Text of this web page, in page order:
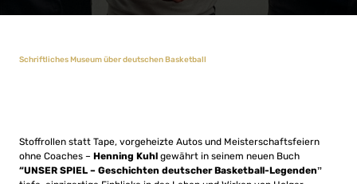
Schriftliches Museum über deutschen Basketball
Stoffrollen statt Tape, vorgeheizte Autos und Meisterschaftsfeiern
ohne Coaches – Henning Kuhl gewährt in seinem neuen Buch
“UNSER SPIEL – Geschichten deutscher Basketball-Legendenˮ